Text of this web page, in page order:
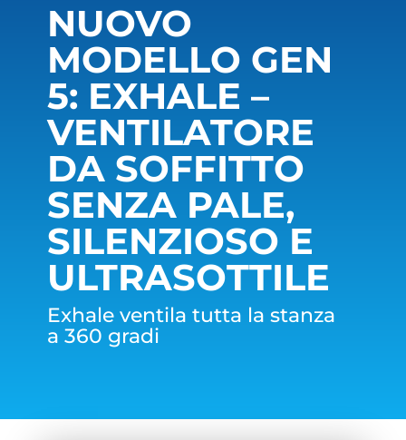
NUOVO
MODELLO GEN
5: EXHALE –
VENTILATORE
DA SOFFITTO
SENZA PALE,
SILENZIOSO E
ULTRASOTTILE
Exhale ventila tutta la stanza
a 360 gradi